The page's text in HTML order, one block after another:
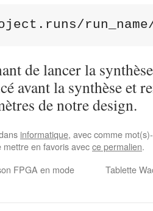
de lancer la
avant la synthèse et
de notre design.
informatique, avec comme
mettre en favoris avecce permalien.
FPGA en mode
Tablette